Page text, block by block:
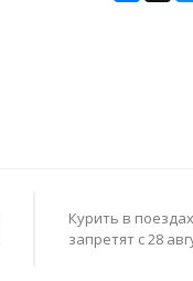
Курить в
запретят с 28